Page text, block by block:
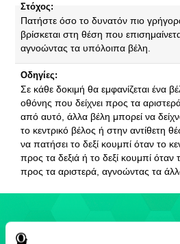
Στόχος:
Πατήστε όσο το δυνατόν πιο
βρίσκεται στη θέση που
αγνοώντας τα υπόλοιπα βέλη.
Οδηγίες:
Σε κάθε δοκιμή θα εμφανίζεται ένα
οθόνης που δείχνει προς τα
από αυτό, άλλα βέλη μπορεί να
το κεντρικό βέλος ή στην αντίθετη
να πατήσει το δεξί κουμπί όταν το
προς τα δεξιά ή το δεξί κουμπί όταν
προς τα αριστερά, αγνοώντας τα